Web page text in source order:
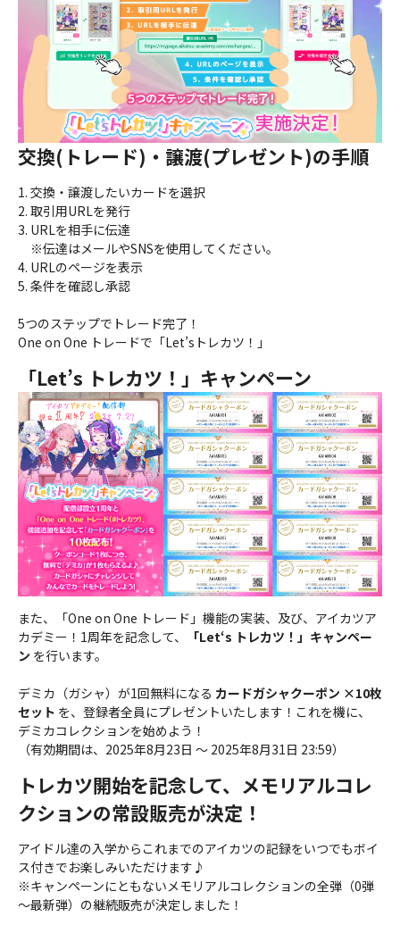
交換(トレード)・譲渡(プレゼント)の手順
1. 交換・譲渡したいカードを選択
2. 取引用URLを発行
3. URLを相手に伝達
※伝達はメールやSNSを使用してください。
4. URLのページを表示
5. 条件を確認し承認
5つのステップでトレード完了！
One on One トレードで「Let’sトレカツ！」
「Let’s トレカツ！」キャンペーン
また、「One on One トレード」機能の実装、及び、アイカツア
カデミー！1周年を記念して、
「Let‘s トレカツ！」キャンペー
ン を行います。
デミカ（ガシャ）が1回無料になる カードガシャクーポン ×10枚
セット を、登録者全員にプレゼントいたします！これを機に、
デミカコレクションを始めよう！
（有効期間は、2025年8月23日 ～ 2025年8月31日 23:59）
トレカツ開始を記念して、メモリアルコレ
クションの常設販売が決定！
アイドル達の入学からこれまでのアイカツの記録をいつでもボイ
ス付きでお楽しみいただけます♪
※キャンペーンにともないメモリアルコレクションの全弾（0弾
～最新弾）の継続販売が決定しました！